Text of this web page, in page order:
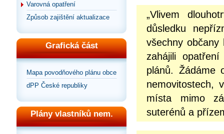
Varovná opatření
Způsob zajištění aktualizace
Grafická část
Mapa povodňového plánu obce
dPP České republiky
Plány vlastníků nem.
„Vlivem
důsledku
všechny
zahájili
plánů. Žádáme
nemovitostech,
místa mimo
suterénů a